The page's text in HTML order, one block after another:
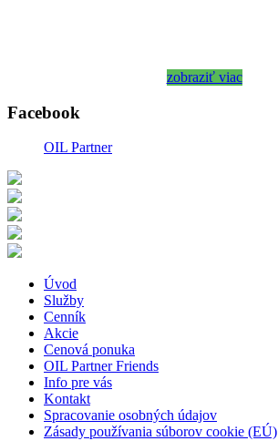
zobraziť viac
Facebook
OIL Partner
Úvod
Služby
Cenník
Akcie
Cenová ponuka
OIL Partner Friends
Info pre vás
Kontakt
Spracovanie osobných údajov
Zásady používania súborov cookie (EÚ)